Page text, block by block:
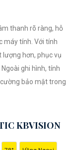
chỉ mang lại hình
kỹ lưỡng và lựa
hoặc doanh
mọi khoảnh khắc
thanh rõ ràng, hỗ
máy tính. Với tính
hơn, phục vụ
ghi hình, tính
bảo mật trong
KBVISION